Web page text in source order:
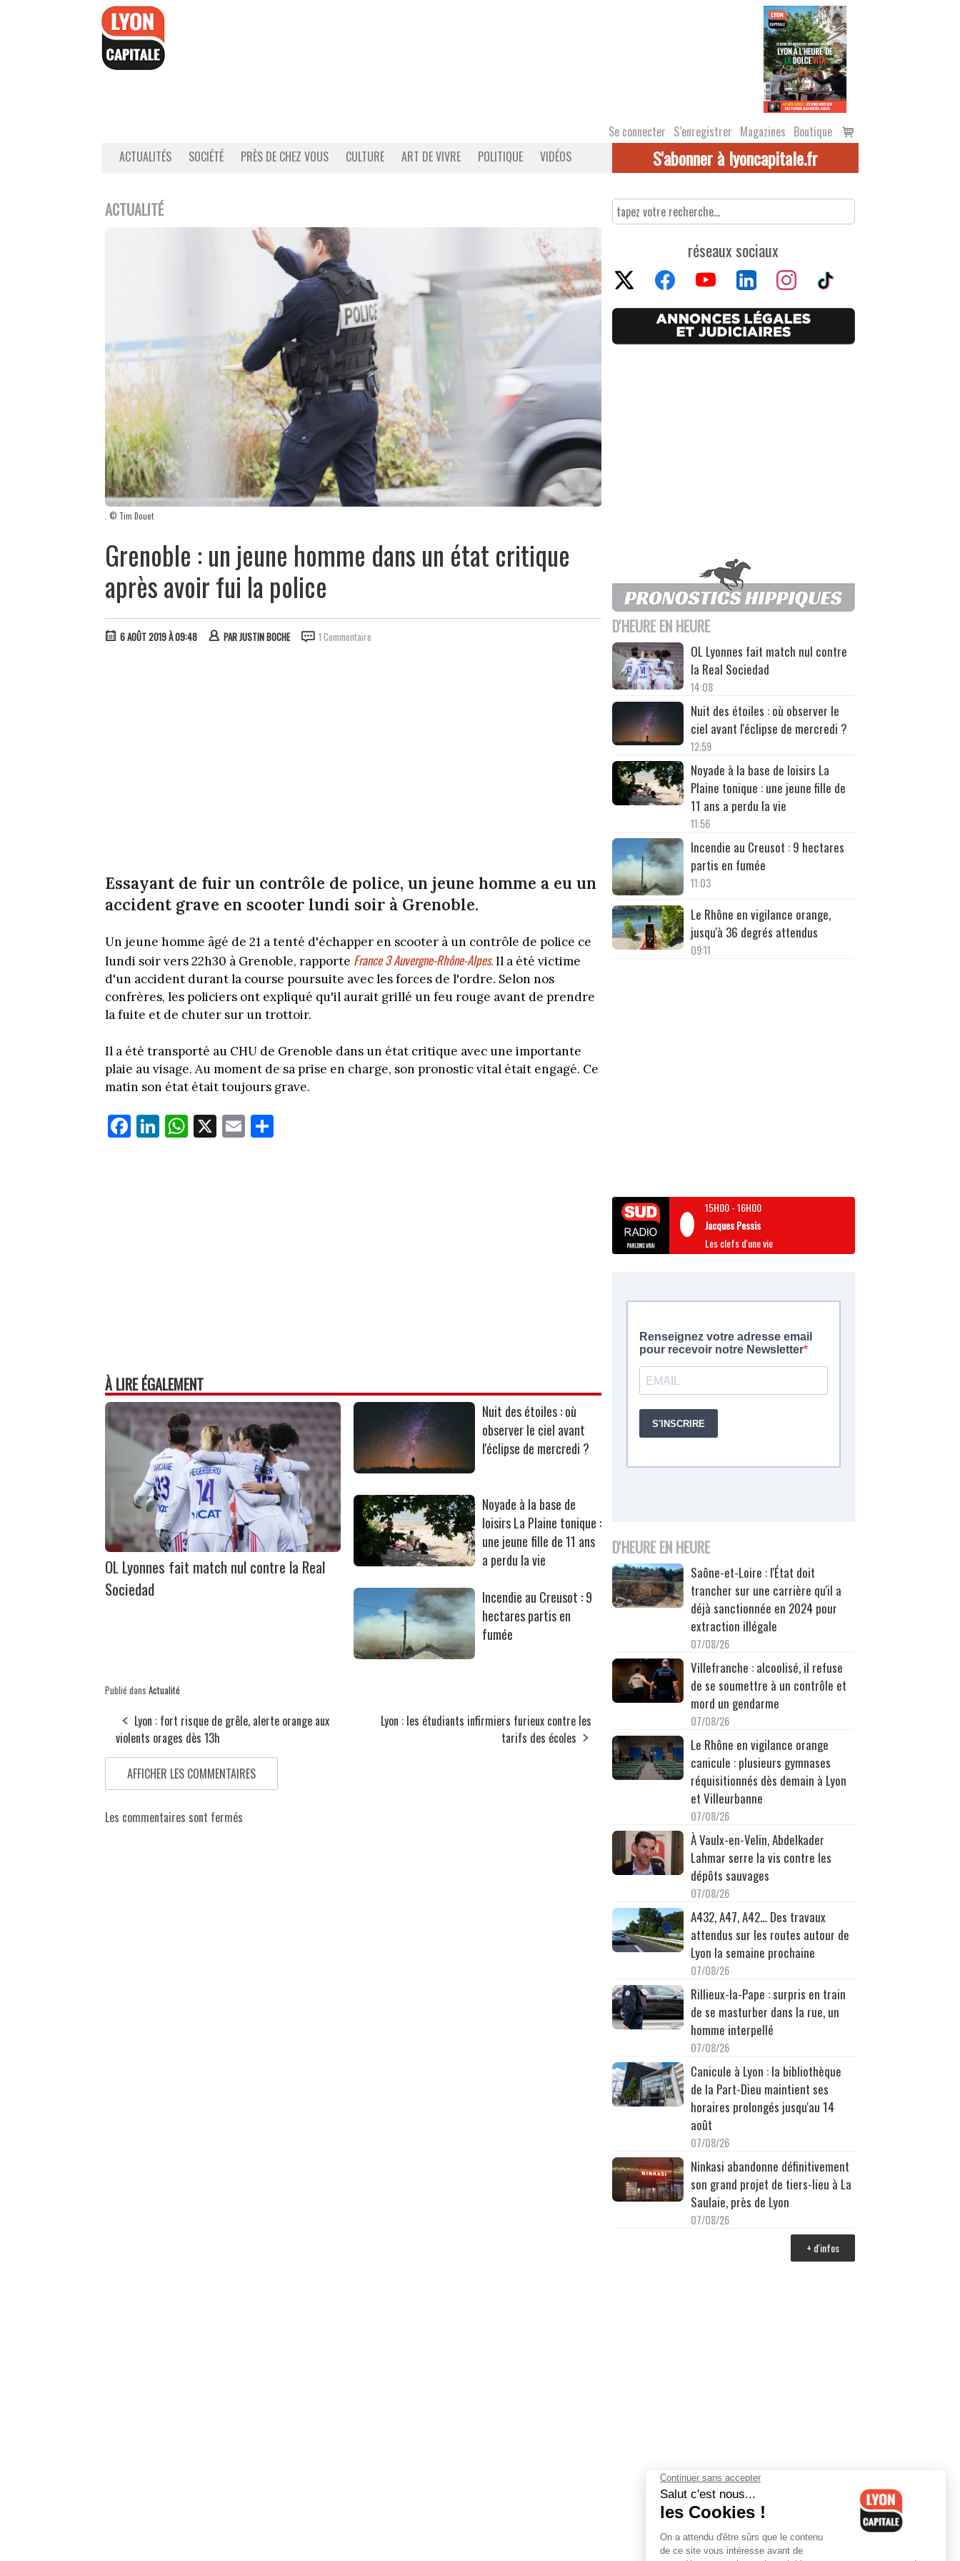
Se connecter S’enregistrer Magazines Boutique
Voir
le
ACTUALITÉS SOCIÉTÉ PRÈS DE CHEZ VOUS CULTURE ART DE VIVRE POLITIQUE VIDÉOS S'abonner à lyoncapitale.fr
ACTUALITÉ
. © Tim Douet
Grenoble : un jeune homme dans un état critique
après avoir fui la police
6 AOÛT 2019 À 09:48 PARJUSTIN BOCHE 1 Commentaire
Essayant de fuir un contrôle de police, un jeune homme a eu un
accident grave en scooter lundi soir à Grenoble.
Un jeune homme âgé de 21 a tenté d'échapper en scooter à un contrôle de police ce
lundi soir vers 22h30 à Grenoble, rapporte France 3 Auvergne-Rhône-Alpes.Il a été victime
d'un accident durant la course poursuite avec les forces de l'ordre. Selon nos
confrères, les policiers ont expliqué qu'il aurait grillé un feu rouge avant de prendre
la fuite et de chuter sur un trottoir.
Il a été transporté au CHU de Grenoble dans un état critique avec une importante
plaie au visage. Au moment de sa prise en charge, son pronostic vital était engagé. Ce
matin son état était toujours grave.
Fa
ce
Li
nk
W
ha
X E
m
À LIRE ÉGALEMENT
OL Lyonnes fait match nul contre la Real
Sociedad
Nuit des étoiles : où
observer le ciel avant
l'éclipse de mercredi ?
Noyade à la base de
loisirs La Plaine tonique :
une jeune fille de 11 ans
a perdu la vie
Incendie au Creusot : 9
hectares partis en
fumée
Publié dans Actualité
Lyon : fort risque de grêle, alerte orange aux
violents orages dès 13h
Lyon : les étudiants infirmiers furieux contre les
tarifs des écoles
AFFICHER LES COMMENTAIRES
Les commentaires sont fermés
réseaux sociaux
D'HEURE EN HEURE
OL Lyonnes fait match nul contre
la Real Sociedad
14:08
Nuit des étoiles : où observer le
ciel avant l'éclipse de mercredi ?
12:59
Noyade à la base de loisirs La
Plaine tonique : une jeune fille de
11 ans a perdu la vie
11:56
Incendie au Creusot : 9 hectares
partis en fumée
11:03
Le Rhône en vigilance orange,
jusqu'à 36 degrés attendus
09:11
15H00-16H00
Jacques Pessis
Les clefs d'une vie
D'HEURE EN HEURE
Saône-et-Loire : l'État doit
trancher sur une carrière qu'il a
déjà sanctionnée en 2024 pour
extraction illégale
07/08/26
Villefranche : alcoolisé, il refuse
de se soumettre à un contrôle et
mord un gendarme
07/08/26
Le Rhône en vigilance orange
canicule : plusieurs gymnases
réquisitionnés dès demain à Lyon
et Villeurbanne
07/08/26
À Vaulx-en-Velin, Abdelkader
Lahmar serre la vis contre les
dépôts sauvages
07/08/26
A432, A47, A42… Des travaux
attendus sur les routes autour de
Lyon la semaine prochaine
07/08/26
Rillieux-la-Pape : surpris en train
de se masturber dans la rue, un
homme interpellé
07/08/26
Canicule à Lyon : la bibliothèque
de la Part-Dieu maintient ses
horaires prolongés jusqu'au 14
août
07/08/26
Ninkasi abandonne définitivement
son grand projet de tiers-lieu à La
Saulaie, près de Lyon
07/08/26
+ d'infos